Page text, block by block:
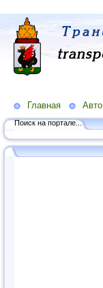
Главная Авто
Поиск на портале...